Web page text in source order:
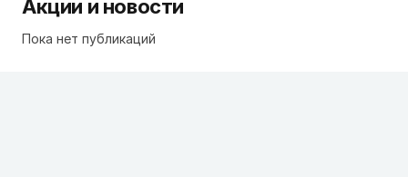
Акции и новости
Пока нет публикаций